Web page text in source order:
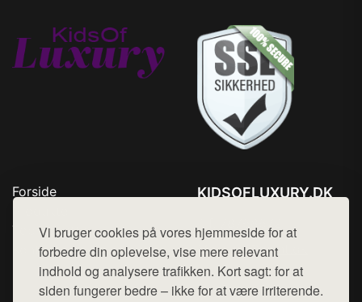
Vi bruger cookies på vores hjemmeside for at
forbedre din oplevelse, vise mere relevant
indhold og analysere trafikken. Kort sagt: for at
siden fungerer bedre – ikke for at være irriterende.
Forside
Top Rabatter
Kontakt
KIDSOFLUXURY.DK
Mail: hej@want.dk
Cookie- og privatlivspolitik